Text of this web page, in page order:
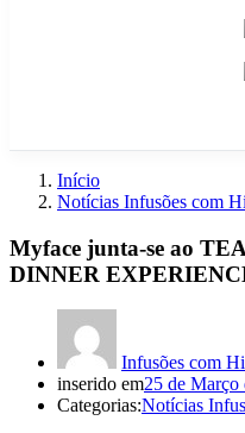
Início
Notícias Infusões com
Myface junta-se ao
DINNER
Infusões com
inserido em25 de Março
Categorias:Notícias